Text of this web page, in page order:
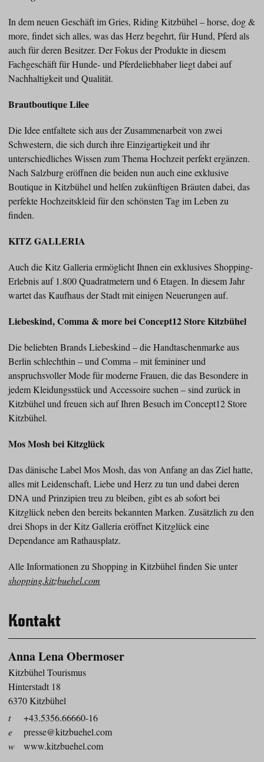
In dem neuen Geschäft im Gries, Riding Kitzbühel – horse, dog &
more, findet sich alles, was das Herz begehrt, für Hund, Pferd als
auch für deren Besitzer. Der Fokus der Produkte in diesem
Fachgeschäft für Hunde- und Pferdeliebhaber liegt dabei auf
Nachhaltigkeit und Qualität.
Brautboutique Lilee
Die Idee entfaltete sich aus der Zusammenarbeit von zwei
Schwestern, die sich durch ihre Einzigartigkeit und ihr
unterschiedliches Wissen zum Thema Hochzeit perfekt ergänzen.
Nach Salzburg eröffnen die beiden nun auch eine exklusive
Boutique in Kitzbühel und helfen zukünftigen Bräuten dabei, das
perfekte Hochzeitskleid für den schönsten Tag im Leben zu
finden.
KITZ GALLERIA
Auch die Kitz Galleria ermöglicht Ihnen ein exklusives Shopping-
Erlebnis auf 1.800 Quadratmetern und 6 Etagen. In diesem Jahr
wartet das Kaufhaus der Stadt mit einigen Neuerungen auf.
Liebeskind, Comma & more bei Concept12 Store Kitzbühel
Die beliebten Brands Liebeskind – die Handtaschenmarke aus
Berlin schlechthin – und Comma – mit femininer und
anspruchsvoller Mode für moderne Frauen, die das Besondere in
jedem Kleidungsstück und Accessoire suchen – sind zurück in
Kitzbühel und freuen sich auf Ihren Besuch im Concept12 Store
Kitzbühel.
Mos Mosh bei Kitzglück
Das dänische Label Mos Mosh, das von Anfang an das Ziel hatte,
alles mit Leidenschaft, Liebe und Herz zu tun und dabei deren
DNA und Prinzipien treu zu bleiben, gibt es ab sofort bei
Kitzglück neben den bereits bekannten Marken. Zusätzlich zu den
drei Shops in der Kitz Galleria eröffnet Kitzglück eine
Dependance am Rathausplatz.
Alle Informationen zu Shopping in Kitzbühel finden Sie unter
shopping.kitzbuehel.com
Kontakt
Anna Lena Obermoser
Kitzbühel Tourismus
Hinterstadt 18
6370 Kitzbühel
t
+43.5356.66660-16
e
presse@kitzbuehel.com
w
www.kitzbuehel.com